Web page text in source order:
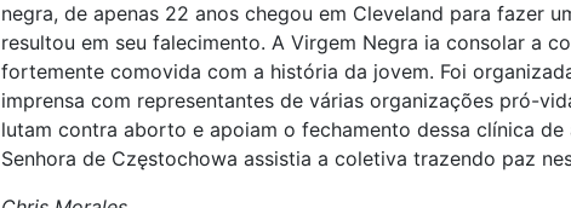
negra, de apenas 22 anos chegou em Cleveland para fazer
resultou em seu falecimento. A Virgem Negra ia consolar a
fortemente comovida com a história da jovem. Foi
imprensa com representantes de várias organizações pró-
lutam contra aborto e apoiam o fechamento dessa clínica
Senhora de Częstochowa assistia a coletiva trazendo paz